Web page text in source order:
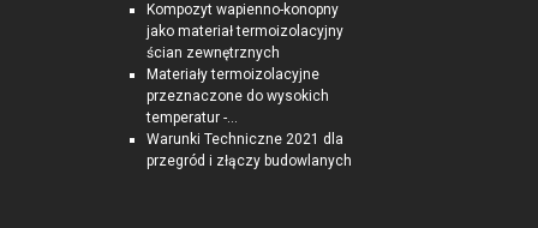
Kompozyt wapienno-konopny
jako materiał termoizolacyjny
ścian zewnętrznych
Materiały termoizolacyjne
przeznaczone do wysokich
temperatur -...
Warunki Techniczne 2021 dla
przegród i złączy budowlanych